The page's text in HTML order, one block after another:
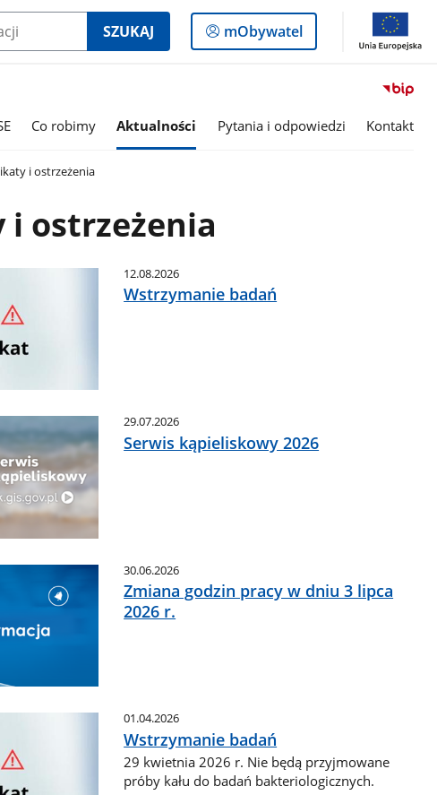
SZUKAJ
Logowanie
do
mObywatel
Co robimy Aktualności Pytania i odpowiedzi Kontakt
i ostrzeżenia
ostrzeżenia
12.08.2026
Wstrzymanie badań
29.07.2026
Serwis kąpieliskowy 2026
30.06.2026
Zmiana godzin pracy w dniu 3 lipca
2026 r.
01.04.2026
Wstrzymanie badań
29 kwietnia 2026 r. Nie będą przyjmowane
próby kału do badań bakteriologicznych.